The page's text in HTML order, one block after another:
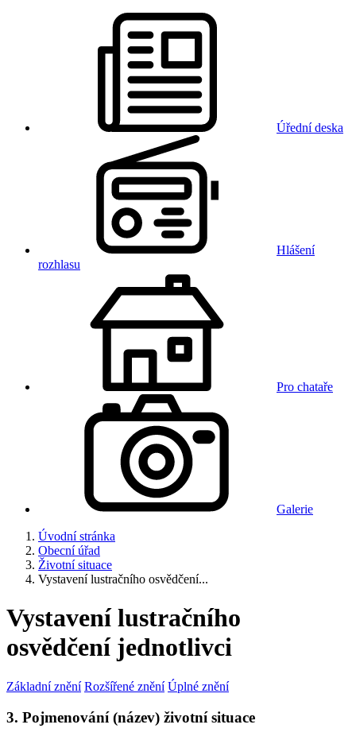
Úřední deska
Hlášení
rozhlasu
Pro chataře
Galerie
Úvodní stránka
Obecní úřad
Životní situace
Vystavení lustračního osvědčení...
Vystavení lustračního
osvědčení jednotlivci
Základní znění Rozšířené znění Úplné znění
3. Pojmenování (název) životní situace